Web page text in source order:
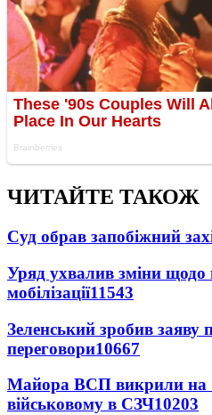
ЧИТАЙТЕ ТАКОЖ
Суд обрав запобіжний
Уряд ухвалив зміни щодо
мобілізації11543
Зеленський зробив заяву
переговори10667
Майора ВСП викрили на
військовому в СЗЧ10203